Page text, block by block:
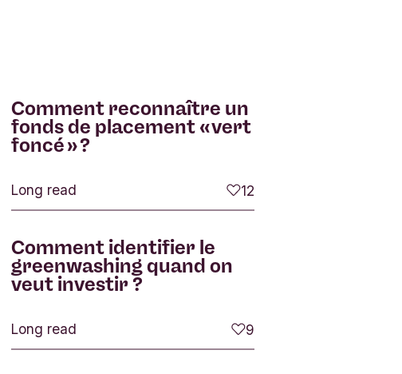
Comment reconnaître un
fonds de placement « vert
foncé » ?
Long read 12
j'aime
Comment identifier le
greenwashing quand on
veut investir ?
Long read 9
j'aime